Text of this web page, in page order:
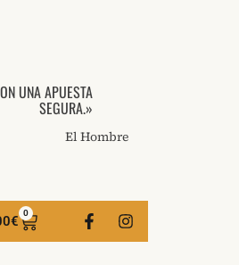
UNA APUESTA
SEGURA.»
El Hombre
€
0